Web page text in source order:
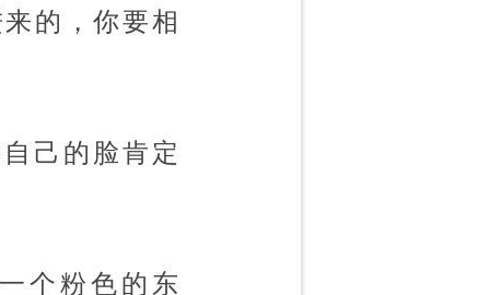
的，你要相
己的脸肯定
个粉色的东